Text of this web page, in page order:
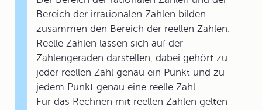
Bereich der irrationalen Zahlen bilden
zusammen den Bereich der reellen Zahlen.
Reelle Zahlen lassen sich auf der
Zahlengeraden darstellen, dabei gehört zu
jeder reellen Zahl genau ein Punkt und zu
jedem Punkt genau eine reelle Zahl.
Für das Rechnen mit reellen Zahlen gelten